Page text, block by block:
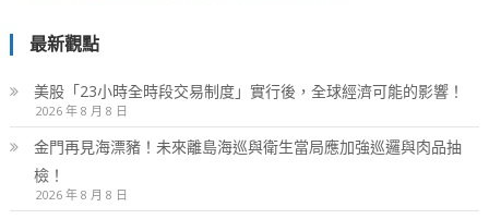
最新觀點
美股「23小時全時段交易制度」實行後，全球經濟可能的影響！
2026 年 8 月 8 日
金門再見海漂豬！未來離島海巡與衛生當局應加強巡邏與肉品抽
檢！
2026 年 8 月 8 日